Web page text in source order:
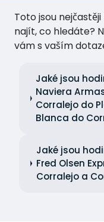
Toto jsou
najít, co hledáte?
vám s vaším
Jaké jsou
Naviera
Corralejo do
Blanca do
Jaké jsou
Fred Olsen
Corralejo a